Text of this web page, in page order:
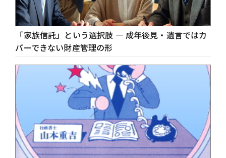
「家族信託」という選択肢 ― 成年後見・遺言ではカ
バーできない財産管理の形